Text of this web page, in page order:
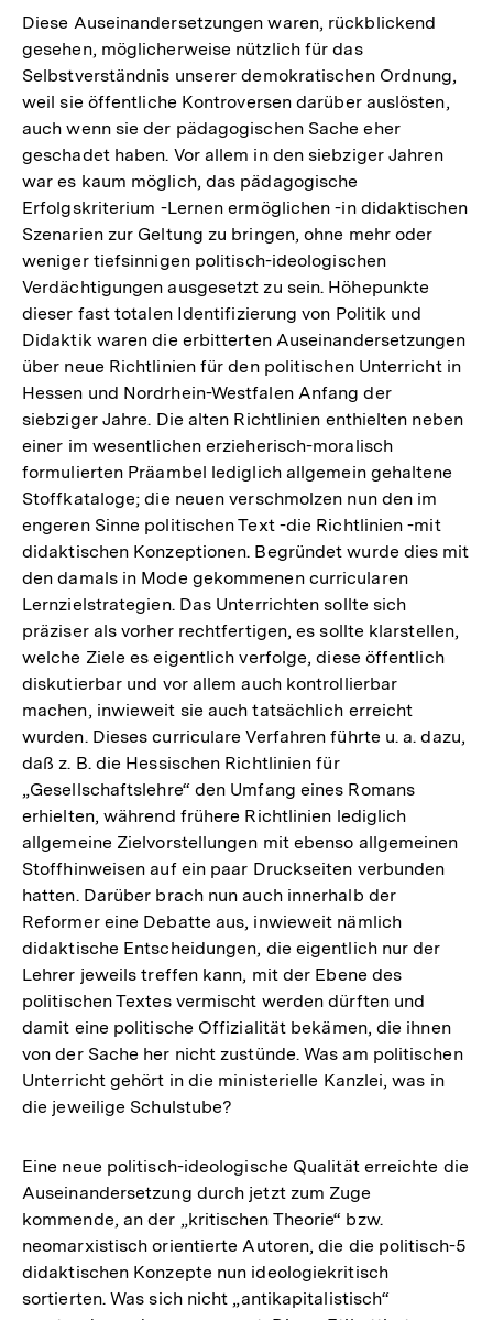
Diese Auseinandersetzungen waren, rückblickend
gesehen, möglicherweise nützlich für das
Selbstverständnis unserer demokratischen Ordnung,
weil sie öffentliche Kontroversen darüber auslösten,
auch wenn sie der pädagogischen Sache eher
geschadet haben. Vor allem in den siebziger Jahren
war es kaum möglich, das pädagogische
Erfolgskriterium -Lernen ermöglichen -in didaktischen
Szenarien zur Geltung zu bringen, ohne mehr oder
weniger tiefsinnigen politisch-ideologischen
Verdächtigungen ausgesetzt zu sein. Höhepunkte
dieser fast totalen Identifizierung von Politik und
Didaktik waren die erbitterten Auseinandersetzungen
über neue Richtlinien für den politischen Unterricht in
Hessen und Nordrhein-Westfalen Anfang der
siebziger Jahre. Die alten Richtlinien enthielten neben
einer im wesentlichen erzieherisch-moralisch
formulierten Präambel lediglich allgemein gehaltene
Stoffkataloge; die neuen verschmolzen nun den im
engeren Sinne politischen Text -die Richtlinien -mit
didaktischen Konzeptionen. Begründet wurde dies mit
den damals in Mode gekommenen curricularen
Lernzielstrategien. Das Unterrichten sollte sich
präziser als vorher rechtfertigen, es sollte klarstellen,
welche Ziele es eigentlich verfolge, diese öffentlich
diskutierbar und vor allem auch kontrollierbar
machen, inwieweit sie auch tatsächlich erreicht
wurden. Dieses curriculare Verfahren führte u. a. dazu,
daß z. B. die Hessischen Richtlinien für
„Gesellschaftslehre“ den Umfang eines Romans
erhielten, während frühere Richtlinien lediglich
allgemeine Zielvorstellungen mit ebenso allgemeinen
Stoffhinweisen auf ein paar Druckseiten verbunden
hatten. Darüber brach nun auch innerhalb der
Reformer eine Debatte aus, inwieweit nämlich
didaktische Entscheidungen, die eigentlich nur der
Lehrer jeweils treffen kann, mit der Ebene des
politischen Textes vermischt werden dürften und
damit eine politische Offizialität bekämen, die ihnen
von der Sache her nicht zustünde. Was am politischen
Unterricht gehört in die ministerielle Kanzlei, was in
die jeweilige Schulstube?
Eine neue politisch-ideologische Qualität erreichte die
Auseinandersetzung durch jetzt zum Zuge
kommende, an der „kritischen Theorie“ bzw.
neomarxistisch orientierte Autoren, die die politisch-5
didaktischen Konzepte nun ideologiekritisch
sortierten. Was sich nicht „antikapitalistisch“